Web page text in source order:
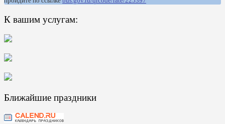
К вашим услугам:
Ближайшие праздники